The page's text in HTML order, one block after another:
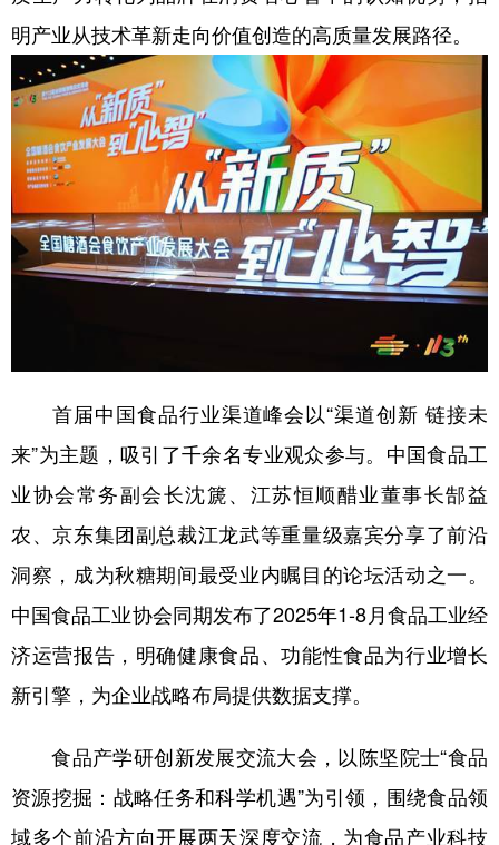
明产业从技术革新走向价值创造的高质量发展路径。
首届中国食品行业渠道峰会以“渠道创新 链接未
来”为主题，吸引了千余名专业观众参与。中国食品工
业协会常务副会长沈篪、江苏恒顺醋业董事长郜益
农、京东集团副总裁江龙武等重量级嘉宾分享了前沿
洞察，成为秋糖期间最受业内瞩目的论坛活动之一。
中国食品工业协会同期发布了2025年1-8月食品工业经
济运营报告，明确健康食品、功能性食品为行业增长
新引擎，为企业战略布局提供数据支撑。
食品产学研创新发展交流大会，以陈坚院士“食品
资源挖掘：战略任务和科学机遇”为引领，围绕食品领
域多个前沿方向开展两天深度交流，为食品产业科技